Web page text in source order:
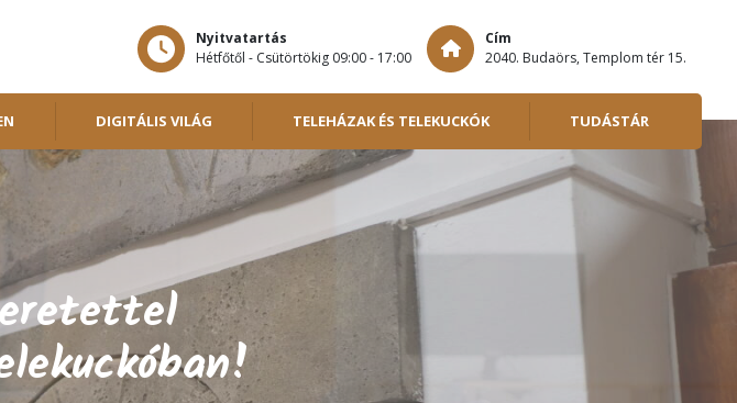
Nyitvatartás
Hétfőtől - Csütörtökig 09:00 - 17:00
Cím
2040. Budaörs, Templom tér 15.
DIGITÁLIS VILÁG TELEHÁZAK ÉS TELEKUCKÓK TUDÁSTÁR